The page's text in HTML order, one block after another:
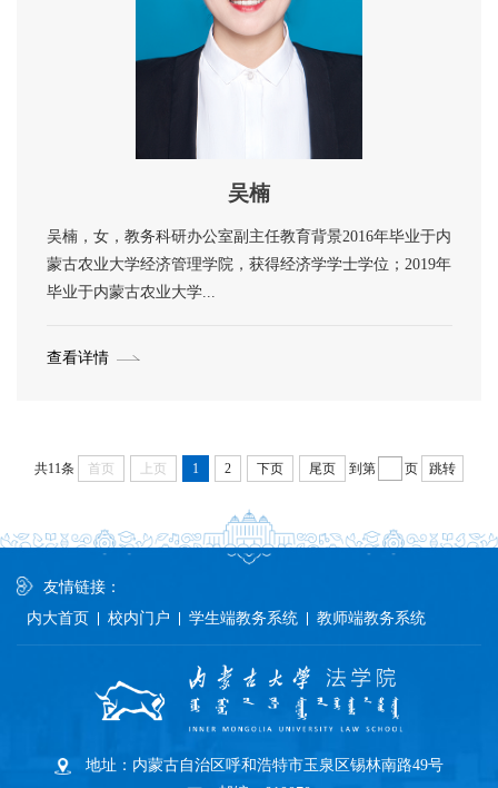
吴楠
吴楠，女，教务科研办公室副主任教育背景2016年毕业于内
蒙古农业大学经济管理学院，获得经济学学士学位；2019年
毕业于内蒙古农业大学...
查看详情
共11条 首页 上页 1 2 下页 尾页 到第 页 跳转
友情链接：
内大首页
校内门户 学生端教务系统 教师端教务系统
地址：内蒙古自治区呼和浩特市玉泉区锡林南路49号